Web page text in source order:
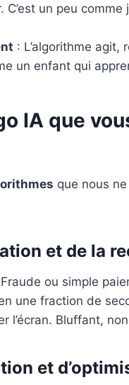
un peu
: L’algorithme agit,
un enfant qui
IA que
que nous
et de la
ou simple
une fraction de
l’écran. Bluffant,
et